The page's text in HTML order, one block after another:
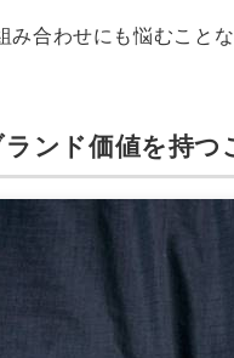
み合わせにも悩むこと
ンド価値を持つ